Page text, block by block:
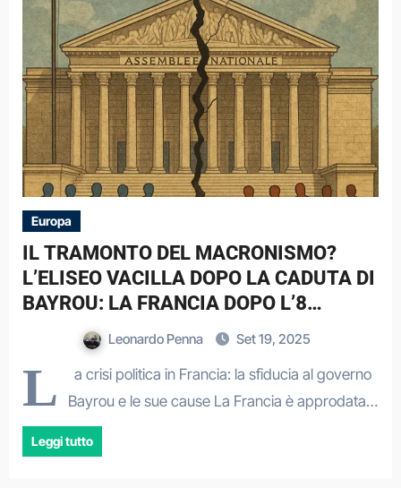
Europa
IL TRAMONTO DEL MACRONISMO?
L’ELISEO VACILLA DOPO LA CADUTA DI
BAYROU: LA FRANCIA DOPO L’8
SETTEMBRE.Leonardo Penna Set 19, 2025
L
a crisi politica in Francia: la sfiducia al governo
Bayrou e le sue cause La Francia è approdata…
Leggi tutto